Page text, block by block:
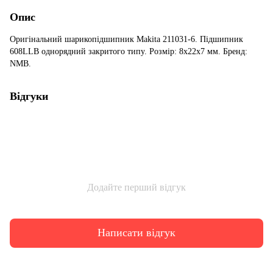
Опис
Оригінальний шарикопідшипник Makita 211031-6. Підшипник
608LLB однорядний закритого типу. Розмір: 8x22x7 мм. Бренд:
NMB.
Відгуки
Додайте перший відгук
Написати відгук